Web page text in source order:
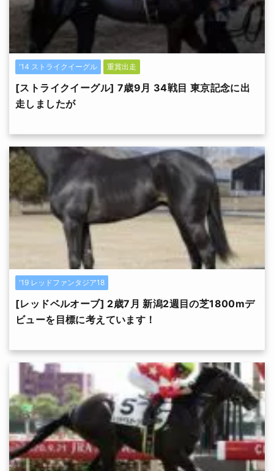
'14 ストライクイーグル 重賞出走
[ストライクイーグル] 7歳9月 34戦目 東京記念に出
走しましたが
'19 レッドファンタジア18
[レッドベルオーブ] 2歳7月 新潟2週目の芝1800mデ
ビューを目標に考えています！